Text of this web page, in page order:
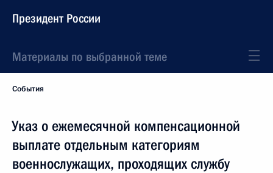
Президент России
Материалы по выбранной теме
События
Указ о ежемесячной компенсационной
выплате отдельным категориям
военнослужащих, проходящих службу